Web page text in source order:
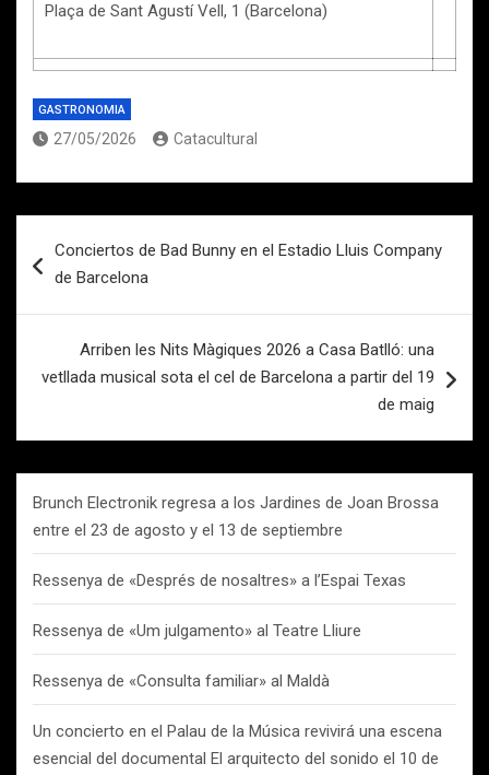
Plaça de Sant Agustí Vell, 1 (Barcelona)
GASTRONOMIA
27/05/2026 Catacultural
de
Conciertos de Bad Bunny en el Estadio Lluis Company
de Barcelona
Arriben les Nits Màgiques 2026 a Casa Batlló: una
vetllada musical sota el cel de Barcelona a partir del 19
de maig
Brunch Electronik regresa a los Jardines de Joan Brossa
entre el 23 de agosto y el 13 de septiembre
Ressenya de «Després de nosaltres» a l’Espai Texas
Ressenya de «Um julgamento» al Teatre Lliure
Ressenya de «Consulta familiar» al Maldà
Un concierto en el Palau de la Música revivirá una escena
esencial del documental El arquitecto del sonido el 10 de